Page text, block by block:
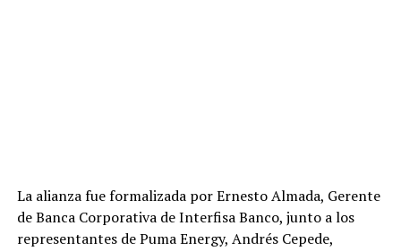
La alianza fue formalizada por Ernesto Almada, Gerente
de Banca Corporativa de Interfisa Banco, junto a los
representantes de Puma Energy, Andrés Cepede,